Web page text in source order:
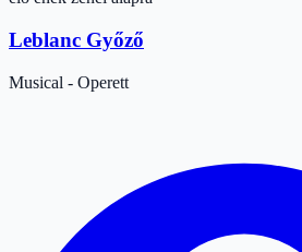
Leblanc Győző
Musical - Operett